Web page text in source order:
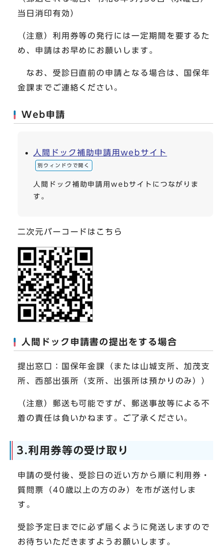
当日消印有効）
（注意）利用券等の発行には一定期間を要するた
め、申請はお早めにお願いします。
なお、受診日直前の申請となる場合は、国保年
金課までご連絡ください。
Web申請
人間ドック補助申請用webサイト
別ウィンドウで開く
人間ドック補助申請用webサイトにつながりま
す。
二次元バーコードはこちら
人間ドック申請書の提出をする場合
提出窓口：国保年金課（または山城支所、加茂支
所、西部出張所（支所、出張所は預かりのみ））
（注意）郵送も可能ですが、郵送事故等による不
着の責任は負いかねます。ご了承ください。
3.利用券等の受け取り
申請の受付後、受診日の近い方から順に利用券・
質問票（40歳以上の方のみ）を市が送付しま
す。
受診予定日までに必ず届くように発送しますので
お待ちいただきますようお願いします。